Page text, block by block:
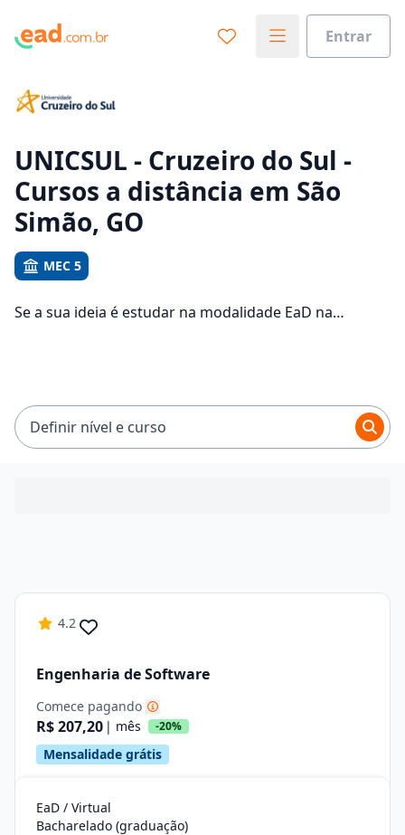
Entrar
Vamos te guiar no caminho ideal para seus estudos
UNICSUL - Cruzeiro do Sul -
Cursos a distância em São
Simão, GO
MEC 5
Se a sua ideia é estudar na modalidade EaD na
R$ 319,92.
Definir nível e curso
4.2
Engenharia de Software
Comece pagando
R$ 207,20 | mês -20%
Mensalidade grátis
EaD / Virtual
Bacharelado (graduação)